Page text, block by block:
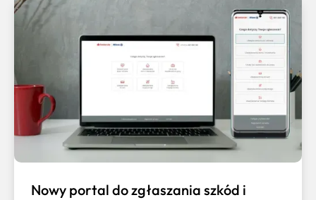
Nowy portal do zgłaszania szkód i